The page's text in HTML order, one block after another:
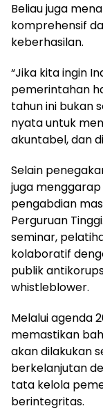
Beliau juga
komprehensif
keberhasilan.
“Jika kita ingin
pemerintahan
tahun ini bukan
nyata untuk
akuntabel, dan
Selain
juga
pengabdian
Perguruan
seminar,
kolaboratif
publik
whistleblower.
Melalui agenda
memastikan
akan dilakukan
berkelanjutan
tata kelola
berintegritas.